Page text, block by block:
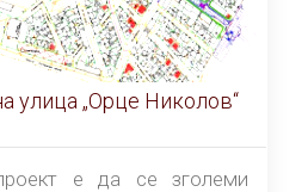
улица „Орце Николов“
е да се зголеми